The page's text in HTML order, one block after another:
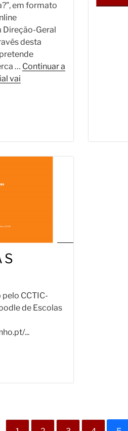
em formato
Direção-Geral
desta
… Continuar a
vai
CCTIC-
de Escolas
...